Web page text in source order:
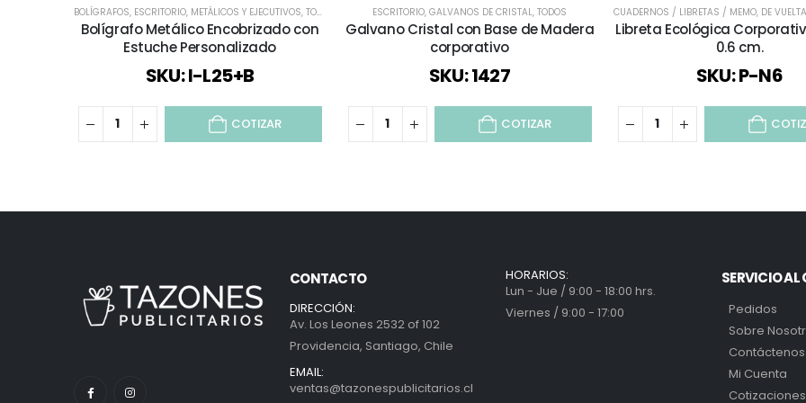
BOLÍGRAFOS, ESCRITORIO, METÁLICOS Y EJECUTIVOS, TODOS
Bolígrafo Metálico Encobrizado con
Estuche Personalizado
SKU: I-L25+B
COTIZAR
ESCRITORIO, GALVANOS DE CRISTAL, TODOS
Galvano Cristal con Base de Madera
corporativo
SKU: 1427
COTIZAR
CUADERNOS / LIBRETAS / MEMO, DE
Libreta Ecológica
0.6 cm.
SKU: P-N6
CONTACTO
DIRECCIÓN:
Av. Los Leones 2532 of 102
Providencia, Santiago, Chile
EMAIL:
ventas@tazonespublicitarios.cl
HORARIOS:
Lun - Jue / 9:00 - 18:00 hrs.
Viernes / 9:00 - 17:00
SERVICIO AL
Pedidos
Sobre
Contáctenos
Mi Cuenta
Cotizaciones